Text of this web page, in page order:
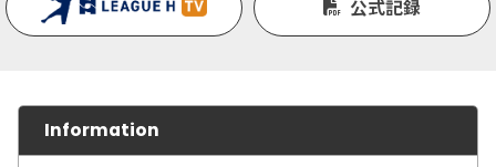
公式記録
Information